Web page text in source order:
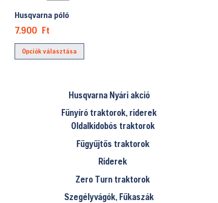
Husqvarna póló
7.900 Ft
Opciók választása
Ennek
variációja
A
változatok
a
termékoldalon
ki
Husqvarna Nyári akció
Fűnyíró traktorok, riderek
Oldalkidobós traktorok
Fűgyűjtős traktorok
Riderek
Zero Turn traktorok
Szegélyvágók, Fűkaszák